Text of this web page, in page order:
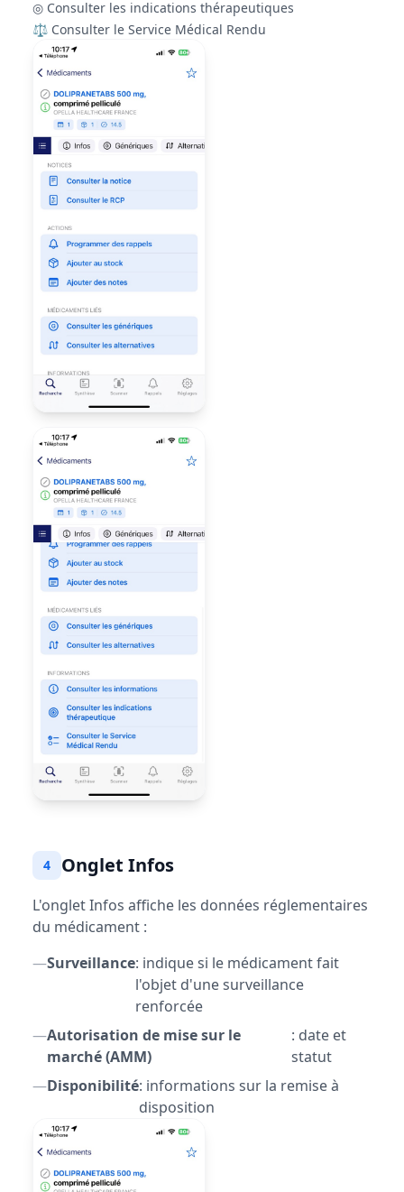
◎ Consulter les indications thérapeutiques
⚖ Consulter le Service Médical Rendu
4 Onglet Infos
L'onglet Infos affiche les données réglementaires
du médicament :
—Surveillance: indique si le médicament fait
l'objet d'une surveillance
renforcée
—Autorisation de mise sur le
marché (AMM)
: date et
statut
—Disponibilité: informations sur la remise à
disposition